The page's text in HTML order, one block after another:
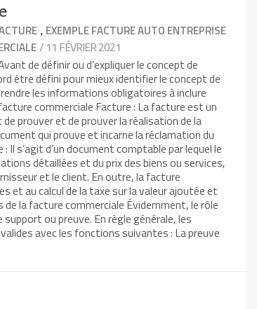
, EXEMPLE FACTURE AUTO ENTREPRISE
/ 11 FÉVRIER 2021
de définir ou d’expliquer le concept de
être défini pour mieux identifier le concept de
les informations obligatoires à inclure
commerciale Facture : La facture est un
prouver et de prouver la réalisation de la
qui prouve et incarne la réclamation du
s’agit d’un document comptable par lequel le
détaillées et du prix des biens ou services,
et le client. En outre, la facture
et au calcul de la taxe sur la valeur ajoutée et
de la facture commerciale Évidemment, le rôle
ou preuve. En règle générale, les
avec les fonctions suivantes : La preuve